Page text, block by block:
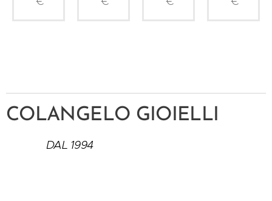
COLANGELO GIOIELLI
DAL 1994